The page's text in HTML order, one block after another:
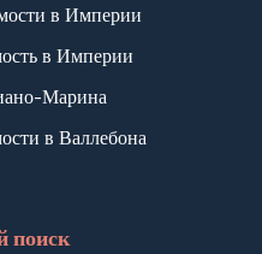
в Империи
в Империи
Марина
в Валлебона
поиск